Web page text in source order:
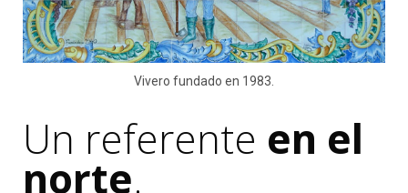
Vivero fundado en 1983.
Un referente en el
norte.